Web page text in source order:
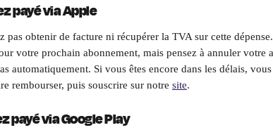
payé via Apple
pas obtenir de facture ni récupérer la TVA sur cette
votre prochain abonnement, mais pensez à annuler votre
automatiquement. Si vous êtes encore dans les délais,
rembourser, puis souscrire sur notre site.
payé via Google Play